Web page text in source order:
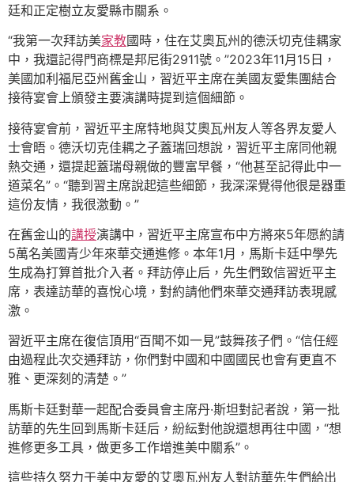
廷和正定樹立友愛縣市關系。
“我第一次拜訪美家教國時，住在艾奧瓦州的德沃切克佳耦家
中，我還記得門商標是邦尼街2911號。”2023年11月15日，
美國加利福尼亞州舊金山，習近平主席在美國友愛集團結合
接待宴會上頒發主要演講時提到這個細節。
接待宴會前，習近平主席特地與艾奧瓦州友人等各界友愛人
士會晤。德沃切克佳耦之子蓋瑞回想說，習近平主席同他親
熱交通，還提起蓋瑞母親做的豐富早餐，“他甚至記得此中一
道菜名”。“聽到習主席說起這些細節，我深深覺得他很是器重
這份友情，我很激動。”
在舊金山的講授演講中，習近平主席宣布中方將來5年愿約請
5萬名美國青少年來華交通進修。本年1月，馬斯卡廷中學先
生成為打算首批介入者。拜訪停止后，先生們致信習近平主
席，表達訪華的喜悅心境，對約請他們來華交通拜訪表現感
激。
習近平主席在復信頂用“百聞不如一見”鼓舞孩子們。“信任經
由過程此次交通拜訪，你們對中國和中國國民也會有更直不
雅、更深刻的清楚。”
馬斯卡廷對華一起配合委員會主席丹·斯坦對記者說，第一批
訪華的先生回到馬斯卡廷后，紛紜對他說還想再往中國，“想
進修更多工具，做更多工作增進美中關系”。
這些持久努力于美中友愛的艾奧瓦州友人對訪華先生們給出